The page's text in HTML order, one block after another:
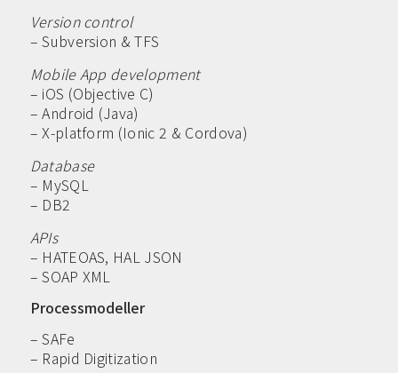
Version control
– Subversion & TFS
Mobile App development
– iOS (Objective C)
– Android (Java)
– X-platform (Ionic 2 & Cordova)
Database
– MySQL
– DB2
APIs
– HATEOAS, HAL JSON
– SOAP XML
Processmodeller
– SAFe
– Rapid Digitization